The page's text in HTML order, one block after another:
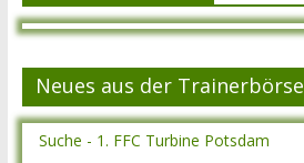
Neues aus der Trainerbörse
Suche - 1. FFC Turbine Potsdam